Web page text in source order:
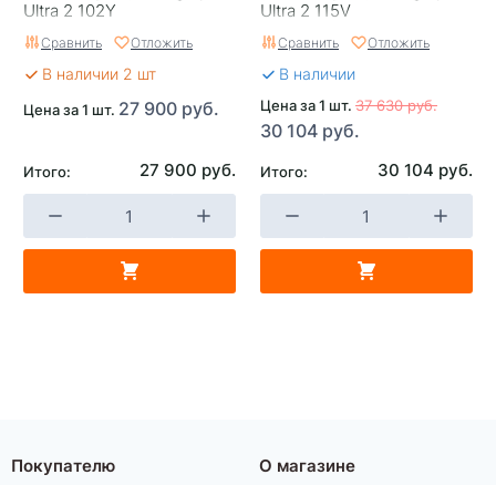
Ultra 2 102Y
Сравнить Отложить
В наличии 2 шт
Цена за 1 шт. 27 900 руб.
Итого: 27 900 руб.
Ultra 2 115V
Сравнить Отложить
В наличии
Цена за 1 шт. 37 630 руб.
30 104 руб.
Итого: 30 104 руб.
Покупателю О магазине